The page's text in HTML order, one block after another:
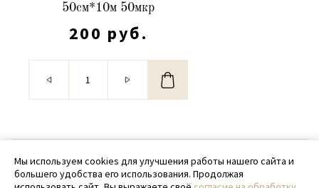
50см*10м 50мкр
200 руб.
© 2020 - 2026 SamPack
+ 7 (918) 699-97-87
Мы используем cookies для улучшения работы нашего сайта и
большего удобства его использования. Продолжая